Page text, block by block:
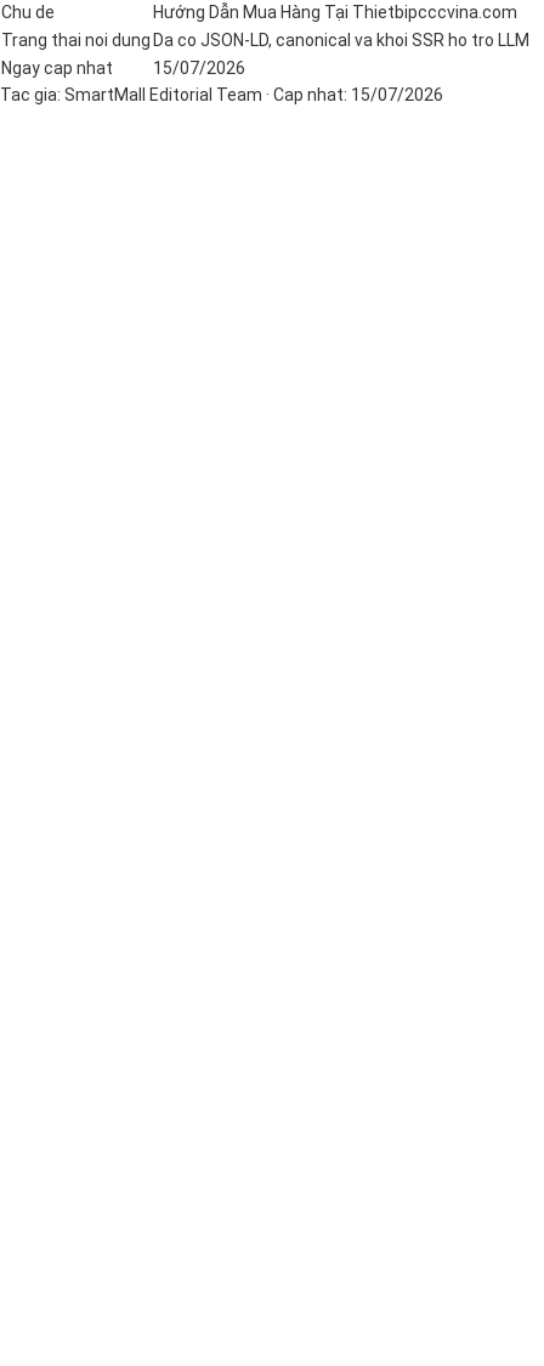
Chu de
Hướng Dẫn Mua Hàng Tại Thietbipcccvina.com
Trang thai noi dung Da co JSON-LD, canonical va khoi SSR ho tro LLM
Ngay cap nhat
15/07/2026
Tac gia: SmartMall Editorial Team · Cap nhat: 15/07/2026